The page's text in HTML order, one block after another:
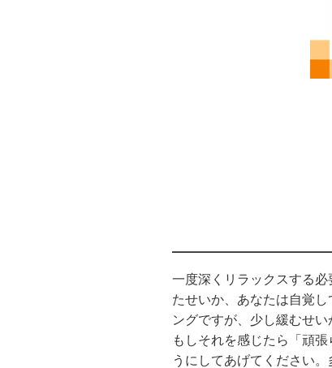
一度深くリラックスする
たせいか、あなたは自覚
ングですが、少し緩むせ
もしそれを感じたら「頑
うにしてあげてください